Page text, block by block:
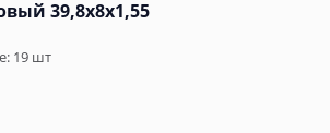
39,8x8x1,55
19 шт